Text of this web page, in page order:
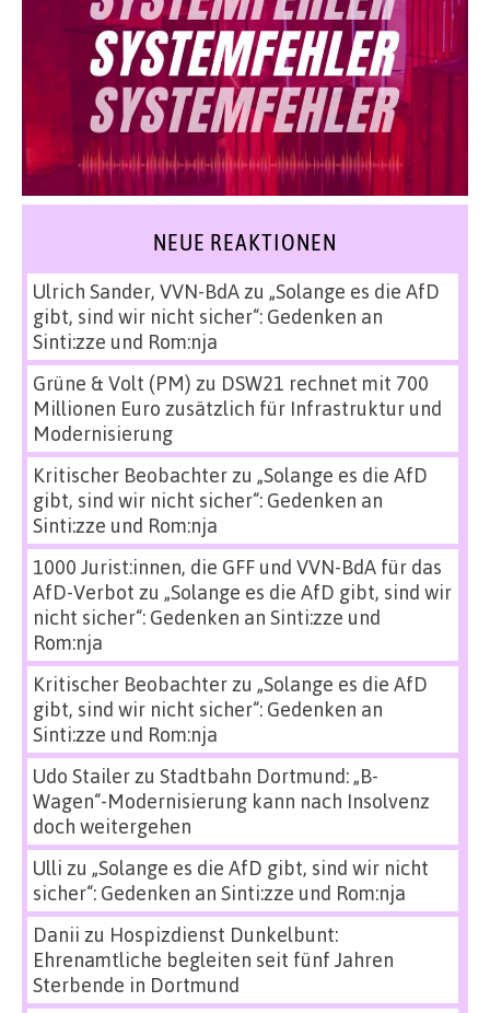
NEUE REAKTIONEN
Ulrich Sander, VVN-BdAzu „Solange es die AfD
gibt, sind wir nicht sicher“: Gedenken an
Sinti:zze und Rom:nja
Grüne & Volt (PM) zu DSW21 rechnet mit 700
Millionen Euro zusätzlich für Infrastruktur und
Modernisierung
Kritischer Beobachterzu „Solange es die AfD
gibt, sind wir nicht sicher“: Gedenken an
Sinti:zze und Rom:nja
1000 Jurist:innen, die GFF und VVN-BdA für das
AfD-Verbot zu „Solange es die AfD gibt, sind wir
nicht sicher“: Gedenken an Sinti:zze und
Rom:nja
Kritischer Beobachterzu „Solange es die AfD
gibt, sind wir nicht sicher“: Gedenken an
Sinti:zze und Rom:nja
Udo Stailerzu Stadtbahn Dortmund: „B-
Wagen“-Modernisierung kann nach Insolvenz
doch weitergehen
Ulli zu „Solange es die AfD gibt, sind wir nicht
sicher“: Gedenken an Sinti:zze und Rom:nja
Danii zu Hospizdienst Dunkelbunt:
Ehrenamtliche begleiten seit fünf Jahren
Sterbende in Dortmund